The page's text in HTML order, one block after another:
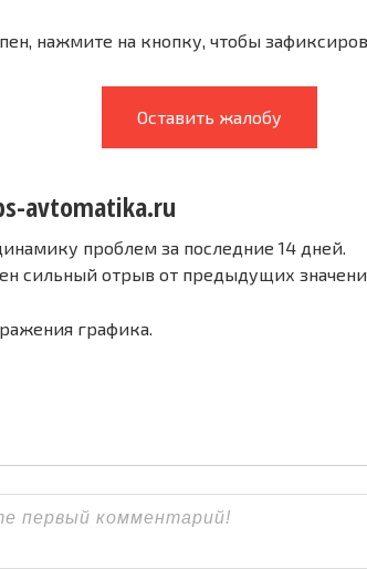
нажмите на кнопку, чтобы
Оставить жалобу
avtomatika.ru
проблем за последние 14 дней.
сильный отрыв от предыдущих
графика.